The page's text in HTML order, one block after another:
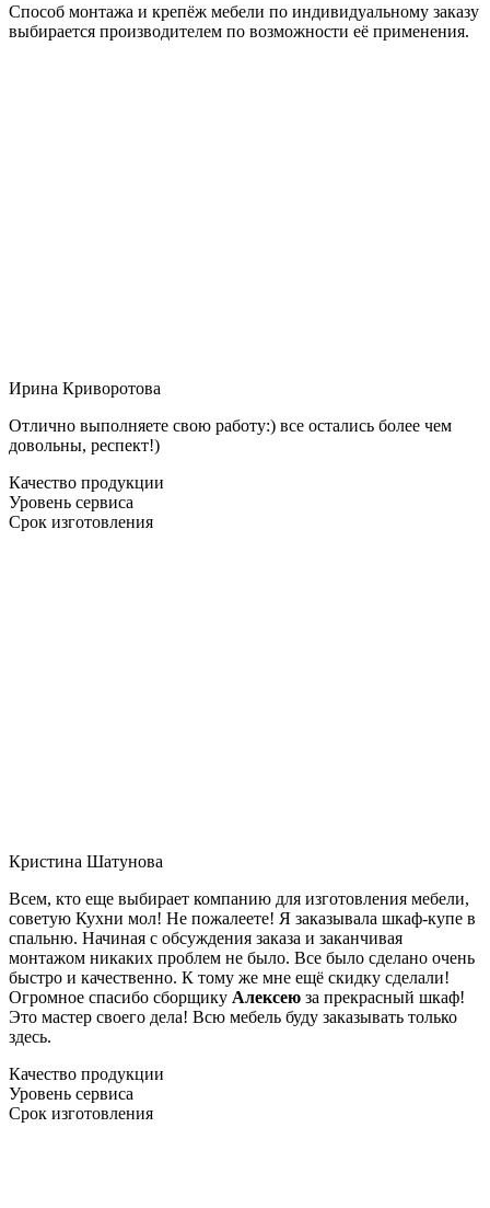
Способ монтажа и крепёж мебели по индивидуальному заказу
выбирается производителем по возможности её применения.
Ирина Криворотова
Отлично выполняете свою работу:) все остались более чем
довольны, респект!)
Качество продукции
Уровень сервиса
Срок изготовления
Кристина Шатунова
Всем, кто еще выбирает компанию для изготовления мебели,
советую Кухни мол! Не пожалеете! Я заказывала шкаф-купе в
спальню. Начиная с обсуждения заказа и заканчивая
монтажом никаких проблем не было. Все было сделано очень
быстро и качественно. К тому же мне ещё скидку сделали!
Огромное спасибо сборщику Алексею за прекрасный шкаф!
Это мастер своего дела! Всю мебель буду заказывать только
здесь.
Качество продукции
Уровень сервиса
Срок изготовления